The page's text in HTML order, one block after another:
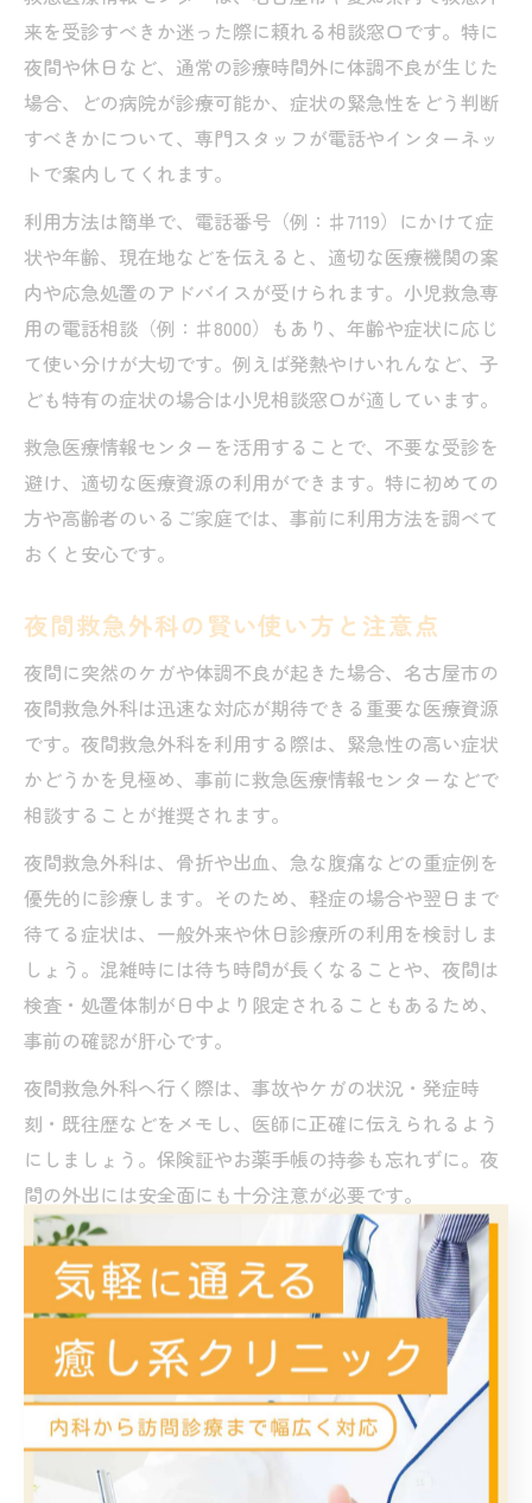
来を受診すべきか迷った際に頼れる相談窓口です。特に
夜間や休日など、通常の診療時間外に体調不良が生じた
場合、どの病院が診療可能か、症状の緊急性をどう判断
すべきかについて、専門スタッフが電話やインターネッ
トで案内してくれます。
利用方法は簡単で、電話番号（例：♯7119）にかけて症
状や年齢、現在地などを伝えると、適切な医療機関の案
内や応急処置のアドバイスが受けられます。小児救急専
用の電話相談（例：♯8000）もあり、年齢や症状に応じ
て使い分けが大切です。例えば発熱やけいれんなど、子
ども特有の症状の場合は小児相談窓口が適しています。
救急医療情報センターを活用することで、不要な受診を
避け、適切な医療資源の利用ができます。特に初めての
方や高齢者のいるご家庭では、事前に利用方法を調べて
おくと安心です。
夜間救急外科の賢い使い方と注意点
夜間に突然のケガや体調不良が起きた場合、名古屋市の
夜間救急外科は迅速な対応が期待できる重要な医療資源
です。夜間救急外科を利用する際は、緊急性の高い症状
かどうかを見極め、事前に救急医療情報センターなどで
相談することが推奨されます。
夜間救急外科は、骨折や出血、急な腹痛などの重症例を
優先的に診療します。そのため、軽症の場合や翌日まで
待てる症状は、一般外来や休日診療所の利用を検討しま
しょう。混雑時には待ち時間が長くなることや、夜間は
検査・処置体制が日中より限定されることもあるため、
事前の確認が肝心です。
夜間救急外科へ行く際は、事故やケガの状況・発症時
刻・既往歴などをメモし、医師に正確に伝えられるよう
にしましょう。保険証やお薬手帳の持参も忘れずに。夜
間の外出には安全面にも十分注意が必要です。
休日診療外科の病院を探す際の基準
休日に外科的な症状が発生した場合、名古屋市瑞穂区や
中区では「名古屋市 休日 診療 外科」などで検索できる
病院リストや、愛知県の救急医療情報センターの案内が
役立ちます。受診先を探す際の基準としては、診療科目
に外科が含まれるか、休日診療の対応時間、アクセスの
しやすさなどが挙げられます。